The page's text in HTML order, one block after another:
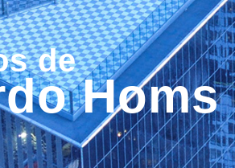
de
Homs